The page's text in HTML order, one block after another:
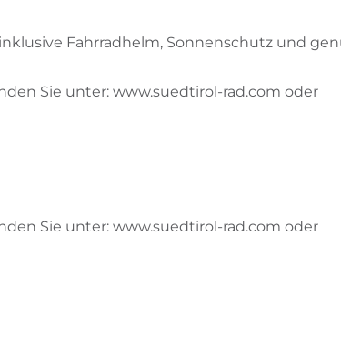
Fahrradhelm, Sonnenschutz und
Sie unter: www.suedtirol-rad.com oder
Sie unter: www.suedtirol-rad.com oder